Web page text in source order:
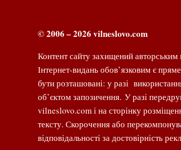
© 2006 – 2026 vilneslovo.com
Контент сайту захищений
Інтернет-видань обов’язковим є
бути розташовані: у разі
об’єктом запозичення. У разі
vilneslovo.com і на сторінку
тексту. Скорочення або
відповідальності за достовірність